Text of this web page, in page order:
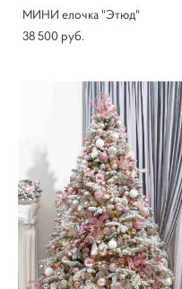
МИНИ елочка "Этюд"
38 500 pуб.